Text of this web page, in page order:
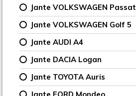
Jante VOLKSWAGEN Passat
Jante VOLKSWAGEN Golf 5
Jante AUDI A4
Jante DACIA Logan
Jante TOYOTA Auris